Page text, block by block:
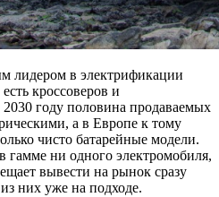
лидером в электрификации
кроссоверов и
году половина продаваемых
а в Европе к тому
чисто батарейные модели.
гамме ни одного электромобиля,
вывести на рынок сразу
них уже на подходе.